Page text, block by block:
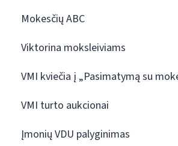
Mokesčių ABC
Viktorina moksleiviams
VMI kviečia į „Pasimatymą su
VMI turto aukcionai
Įmonių VDU palyginimas